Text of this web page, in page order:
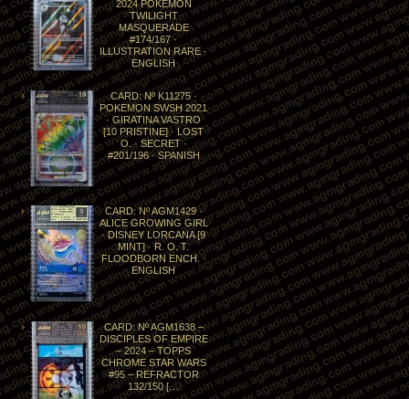
2024 POKEMON
TWILIGHT
MASQUERADE
#174/167 ·
ILLUSTRATION RARE ·
ENGLISH
CARD: Nº K11275 ·
POKEMON SWSH 2021
· GIRATINA VASTRO
[10 PRISTINE] · LOST
O. · SECRET ·
#201/196 · SPANISH
CARD: Nº AGM1429 ·
ALICE GROWING GIRL
· DISNEY LORCANA [9
MINT] · R. O. T.
FLOODBORN ENCH. ·
ENGLISH
CARD: Nº AGM1638 –
DISCIPLES OF EMPIRE
– 2024 – TOPPS
CHROME STAR WARS
#95 – REFRACTOR
132/150 […